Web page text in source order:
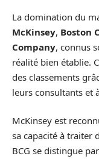
La domination du
McKinsey, Boston
Company, connus
réalité bien établie.
des classements
leurs consultants et
McKinsey est
sa capacité à traiter
BCG se distingue